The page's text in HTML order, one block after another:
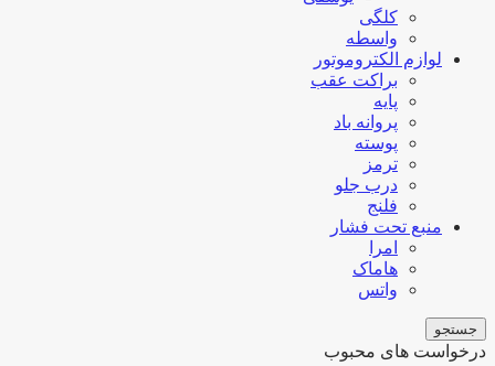
کلگی
واسطه
لوازم الکتروموتور
براکت عقب
پایه
پروانه باد
پوسته
ترمز
درب جلو
فلنج
منبع تحت فشار
امرا
هاماک
واتس
جستجو
درخواست های محبوب